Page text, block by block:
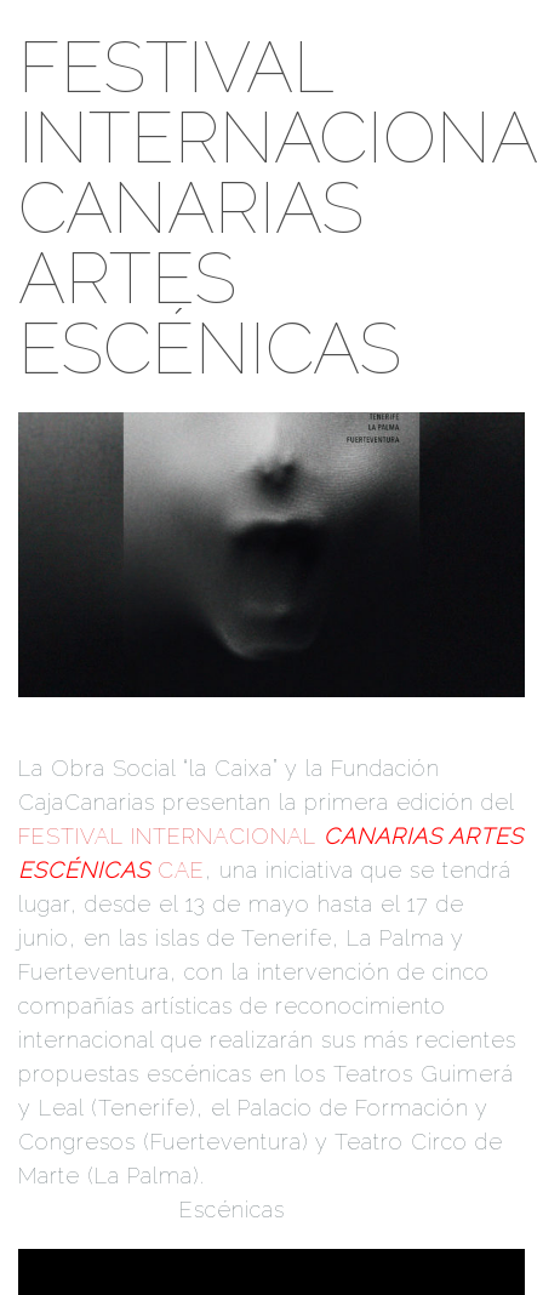
FESTIVAL
CANARIAS
ARTES
ESCÉNICAS
La Obra Social “la Caixa” y la Fundación
CajaCanarias presentan la primera edición del
FESTIVAL INTERNACIONAL CANARIAS ARTES
ESCÉNICASCAE, una iniciativa que se tendrá
lugar, desde el 13 de mayo hasta el 17 de
junio, en las islas de Tenerife, La Palma y
Fuerteventura, con la intervención de cinco
compañías artísticas de reconocimiento
internacional que realizarán sus más recientes
propuestas escénicas en los Teatros Guimerá
y Leal (Tenerife), el Palacio de Formación y
Congresos (Fuerteventura) y Teatro Circo de
Marte (La Palma).
Escénicas